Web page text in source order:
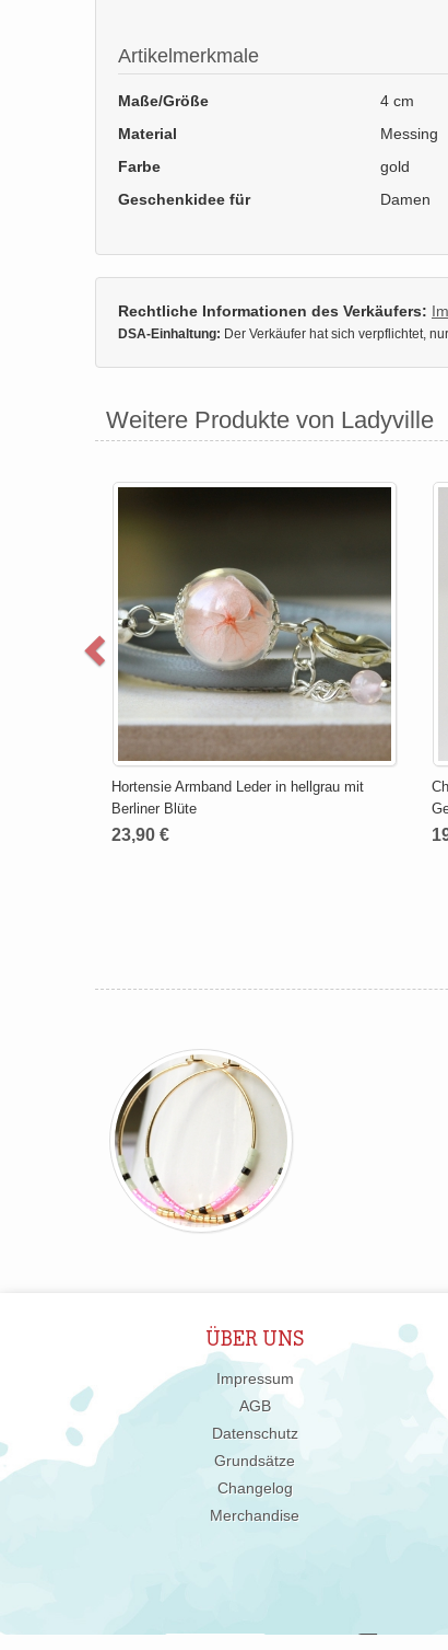
Artikelmerkmale
Maße/Größe
4 cm
Material
Messing
Farbe
gold
Geschenkidee für
Damen
Rechtliche Informationen des Verkäufers:
DSA-Einhaltung: Der Verkäufer hat sich verpflichtet,
Weitere Produkte von Ladyville
Hortensie Armband Leder in hellgrau mit
Berliner Blüte
23,90 €
ÜBER UNS
Impressum
AGB
Datenschutz
Grundsätze
Changelog
Merchandise